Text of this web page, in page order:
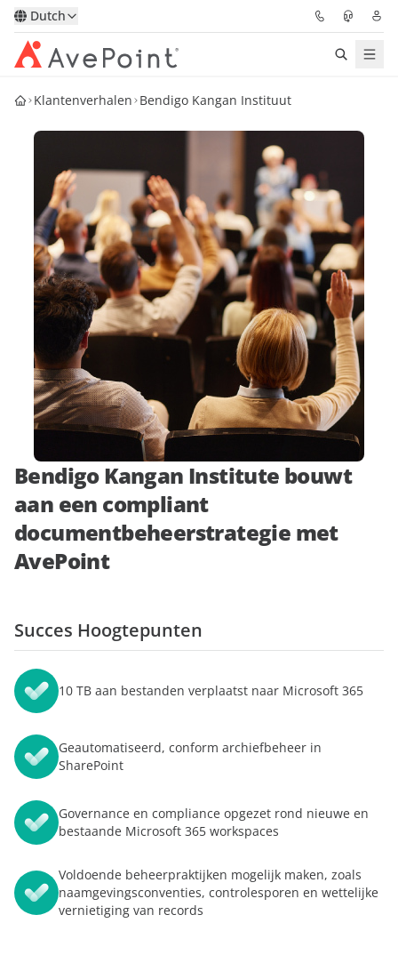
Dutch
Oplossingen
Prijzen
Partners
Bronnen
Neem contact op met een
expert
Vraag een demo
aan
Klantenverhalen Bendigo Kangan Instituut
Bendigo Kangan Institute bouwt
aan een compliant
documentbeheerstrategie met
AvePoint
Succes Hoogtepunten
10 TB aan bestanden verplaatst naar Microsoft 365
Geautomatiseerd, conform archiefbeheer in
SharePoint
Governance en compliance opgezet rond nieuwe en
bestaande Microsoft 365 workspaces
Voldoende beheerpraktijken mogelijk maken, zoals
naamgevingsconventies, controlesporen en wettelijke
vernietiging van records